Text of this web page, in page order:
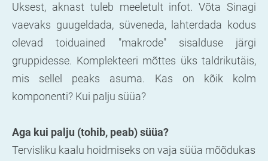
Uksest, aknast tuleb meeletult infot. Võta Sinagi
vaevaks guugeldada, süveneda, lahterdada kodus
olevad toiduained "makrode" sisalduse järgi
gruppidesse. Komplekteeri mõttes üks taldrikutäis,
mis sellel peaks asuma. Kas on kõik kolm
komponenti? Kui palju süüa?
Aga kui palju (tohib, peab) süüa?
Tervisliku kaalu hoidmiseks on vaja süüa mõõdukas